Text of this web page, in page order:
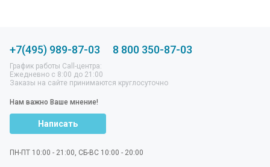
+7(495) 989-87-03 8 800 350-87-03
График работы Call-центра:
Ежедневно с 8:00 до 21:00
Заказы на сайте принимаются круглосуточно
Нам важно Ваше мнение!
Написать
ПН-ПТ 10:00 - 21:00, СБ-ВС 10:00 - 20:00